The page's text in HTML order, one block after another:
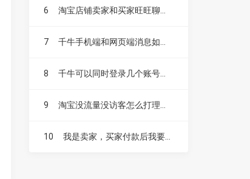
6
7
8 千牛可以同时登录几个账号的 ？
9
10 我是卖家，买家付款后我要在多久内发货？